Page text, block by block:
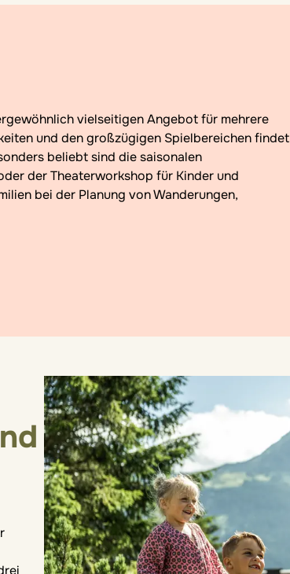
und den großzügigen Spielbereichen findet
beliebt sind die saisonalen
der Theaterworkshop für Kinder und
bei der Planung von Wanderungen,